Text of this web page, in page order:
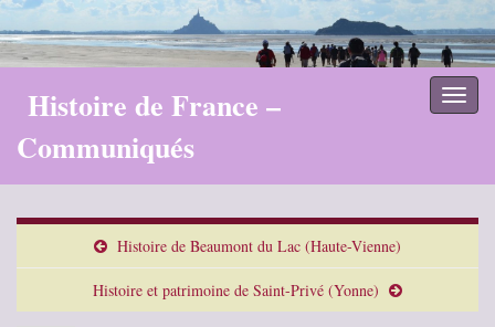
Histoire de France –
Communiqués
Histoire de Beaumont du Lac (Haute-Vienne)
Histoire et patrimoine de Saint-Privé (Yonne)